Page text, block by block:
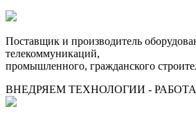
Поставщик и производитель
телекоммуникаций,
промышленного, гражданского
ВНЕДРЯЕМ ТЕХНОЛОГИИ -